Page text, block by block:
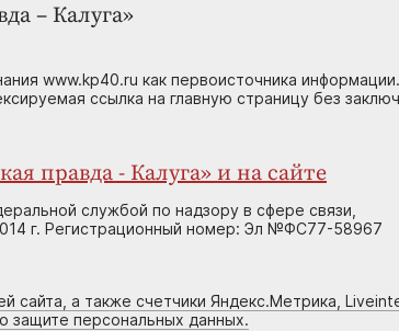
– Калуга»
www.kp40.ru как первоисточника информации.
ссылка на главную страницу без
правда - Калуга» и на сайте
службой по надзору в сфере связи,
г. Регистрационный номер: Эл №ФС77-58967
сайта, а также счетчики Яндекс.Метрика,
защите персональных данных.